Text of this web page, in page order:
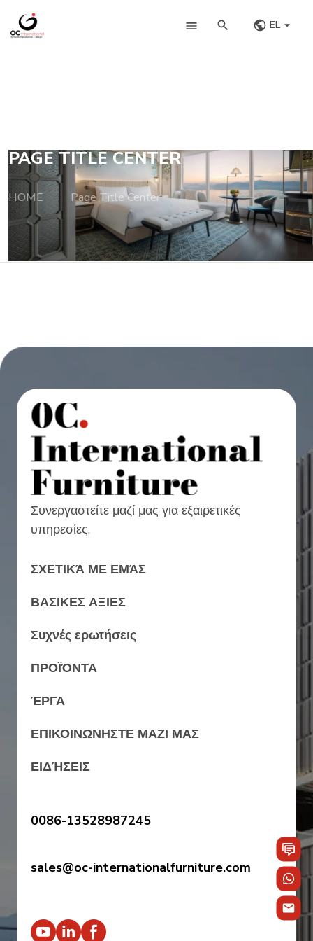
EL
PAGE TITLE CENTER
HOME · Page Title Center
Συνεργαστείτε μαζί μας για εξαιρετικές
υπηρεσίες.
ΣΧΕΤΙΚΆ ΜΕ ΕΜΆΣ
ΒΑΣΙΚΕΣ ΑΞΙΕΣ
Συχνές ερωτήσεις
ΠΡΟΪΌΝΤΑ
ΈΡΓΑ
ΕΠΙΚΟΙΝΩΝΗΣΤΕ ΜΑΖΙ ΜΑΣ
ΕΙΔΉΣΕΙΣ
0086-13528987245
sales@oc-internationalfurniture.com